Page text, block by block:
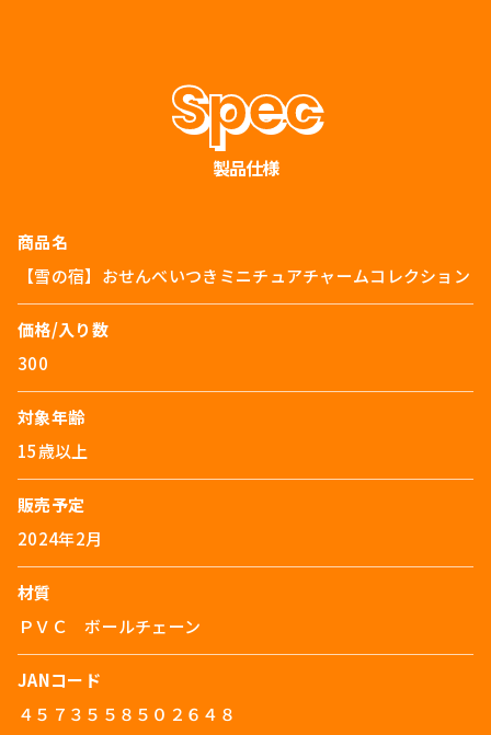
製品仕様
商品名
【雪の宿】おせんべいつきミニチュアチャームコレクション
価格/入り数
300
対象年齢
15歳以上
販売予定
2024年2月
材質
ＰＶＣ ボールチェーン
JANコード
４５７３５５８５０２６４８